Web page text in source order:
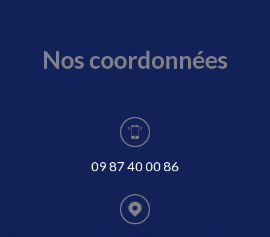
Nos coordonnées
09 87 40 00 86